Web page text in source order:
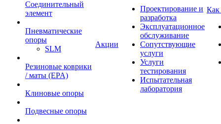
Cоединительный
элемент
Пневматические
опоры
SLM
Резиновые коврики
/ маты (EPA)
Клиновые опоры
Подвесные опоры
Акции
Проектирование и
разработка
Эксплуатационное
обслуживание
Сопутствующие
услуги
Услуги
тестирования
Испытательная
лаборатория
Как